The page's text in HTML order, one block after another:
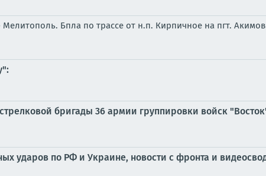
Бпла по трассе от н.п. Кирпичное на пгт.
бригады 36 армии группировки войск
ударов по РФ и Украине, новости с фронта и